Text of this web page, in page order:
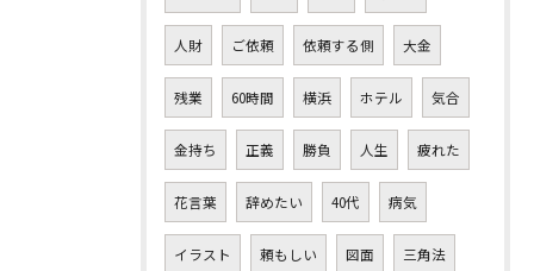
人財 ご依頼 依頼する側 大金
残業 60時間 横浜 ホテル 気合
金持ち 正義 勝負 人生 疲れた
花言葉 辞めたい 40代 病気
イラスト 頼もしい 図面 三角法